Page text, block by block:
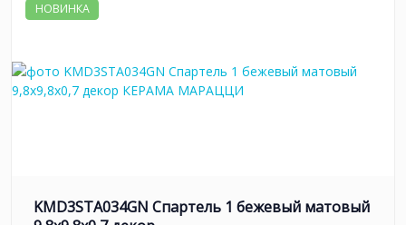
НОВИНКА
KMD3STA034GN Спартель 1 бежевый матовый